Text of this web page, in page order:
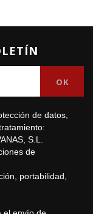
de datos,
S.L.
de
portabilidad,